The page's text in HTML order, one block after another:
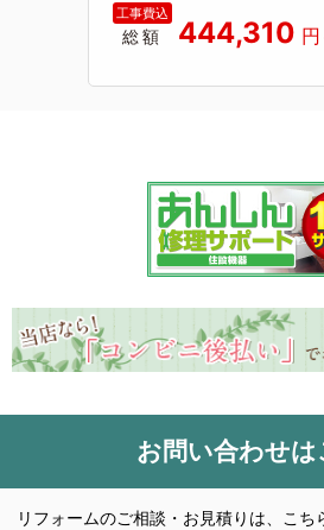
総額 444,310
お問い合わせは
リフォームのご相談・お見積りは、こ